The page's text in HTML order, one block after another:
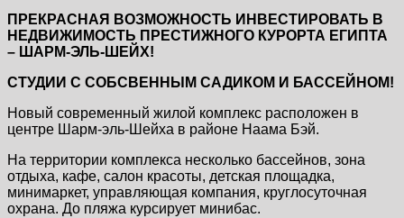
ПРЕКРАСНАЯ ВОЗМОЖНОСТЬ ИНВЕСТИРОВАТЬ В
НЕДВИЖИМОСТЬ ПРЕСТИЖНОГО КУРОРТА ЕГИПТА
– ШАРМ-ЭЛЬ-ШЕЙХ!
СТУДИИ С СОБСВЕННЫМ САДИКОМ И БАССЕЙНОМ!
Новый современный жилой комплекс расположен в
центре Шарм-эль-Шейха в районе Наама Бэй.
На территории комплекса несколько бассейнов, зона
отдыха, кафе, салон красоты, детская площадка,
минимаркет, управляющая компания, круглосуточная
охрана. До пляжа курсирует минибас.